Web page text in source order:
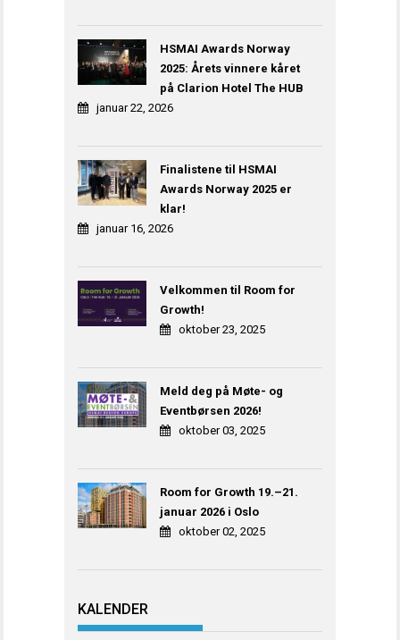
HSMAI Awards Norway
2025: Årets vinnere kåret
på Clarion Hotel The HUB
januar 22, 2026
Finalistene til HSMAI
Awards Norway 2025 er
klar!
januar 16, 2026
Velkommen til Room for
Growth!
oktober 23, 2025
Meld deg på Møte- og
Eventbørsen 2026!
oktober 03, 2025
Room for Growth 19.–21.
januar 2026 i Oslo
oktober 02, 2025
KALENDER